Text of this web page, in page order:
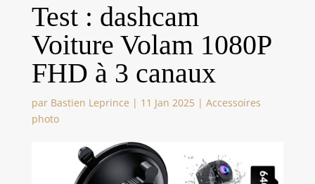
Test : dashcam
Voiture Volam 1080P
FHD à 3 canaux
par Bastien Leprince | 11 Jan 2025| Accessoires
photo